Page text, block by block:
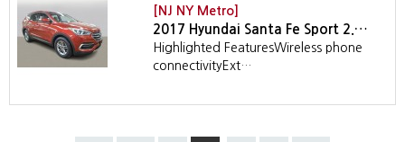
[NJ NY Metro]
2017 Hyundai Santa Fe Sport 2.…
Highlighted FeaturesWireless phone
connectivityExt…